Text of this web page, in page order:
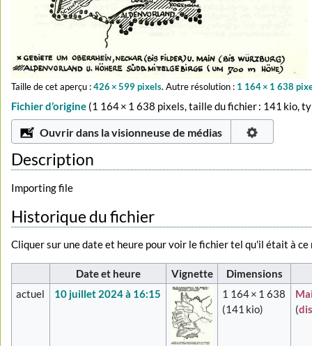
Taille de cet aperçu :426 × 599 pixels.Autre résolution : 1 164 × 1 638
Fichier d’origine (1 164 × 1 638 pixels, taille du fichier : 141 kio,
Ouvrir dans la visionneuse de médias
Description
Importing file
Historique du fichier
Cliquer sur une date et heure pour voir le fichier tel qu'il était à ce
Date et heure Vignette
Dimensions
actuel
10 juillet 2024 à 16:15
1 164 × 1 638
(141 kio)
(